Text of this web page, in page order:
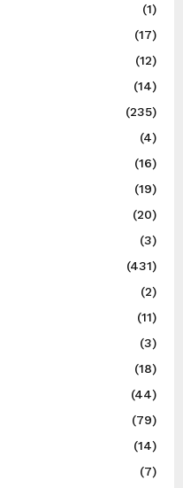
(1)
(17)
(12)
(14)
(235)
(4)
(16)
(19)
(20)
(3)
(431)
(2)
(11)
(3)
(18)
(44)
(79)
(14)
(7)